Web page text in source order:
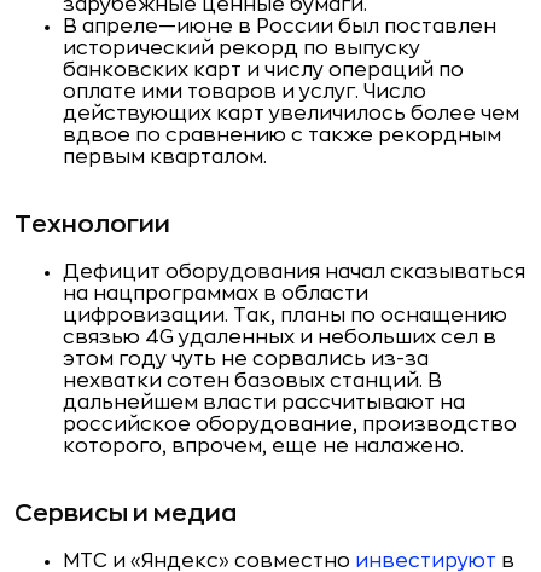
зарубежные ценные бумаги.
В апреле—июне в России был поставлен
исторический рекорд по выпуску
банковских карт и числу операций по
оплате ими товаров и услуг. Число
действующих карт увеличилось более чем
вдвое по сравнению с также рекордным
первым кварталом.
Технологии
Дефицит оборудования начал сказываться
на нацпрограммах в области
цифровизации. Так, планы по оснащению
связью 4G удаленных и небольших сел в
этом году чуть не сорвались из-за
нехватки сотен базовых станций. В
дальнейшем власти рассчитывают на
российское оборудование, производство
которого, впрочем, еще не налажено.
Сервисы и медиа
МТС и «Яндекс» совместно инвестируют в